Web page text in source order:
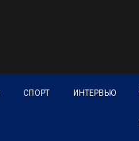
СПОРТ ИНТЕРВЬЮ